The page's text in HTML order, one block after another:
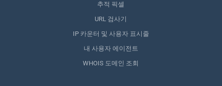
추적 픽셀
URL 검사기
IP 카운터 및 사용자 표시줄
내 사용자 에이전트
WHOIS 도메인 조회